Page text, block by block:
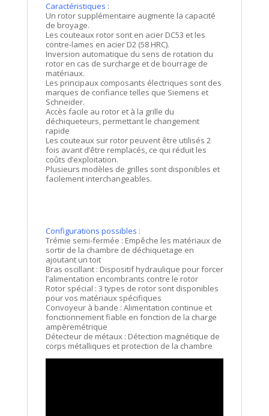
Caractéristiques :
Un rotor supplémentaire augmente la capacité
de broyage.
Les couteaux rotor sont en acier DC53 et les
contre-lames en acier D2 (58 HRC).
Inversion automatique du sens de rotation du
rotor en cas de surcharge et de bourrage de
matériaux.
Les principaux composants électriques sont des
marques de confiance telles que Siemens et
Schneider.
Accès facile au rotor et à la grille du
déchiqueteurs, permettant le changement
rapide
Les couteaux sur rotor peuvent être utilisés 2
fois avant d’être remplacés, ce qui réduit les
coûts d’exploitation.
Plusieurs modèles de grilles sont disponibles et
facilement interchangeables.
Configurations possibles :
Trémie semi-fermée : Empêche les matériaux de
sortir de la chambre de déchiquetage en
ajoutant un toit
Bras oscillant : Dispositif hydraulique pour forcer
l’alimentation encombrants contre le rotor
Rotor spécial : 3 types de rotor sont disponibles
pour vos matériaux spécifiques
Convoyeur à bande : Alimentation continue et
fonctionnement fiable en fonction de la charge
ampèremétrique
Détecteur de métaux : Détection magnétique de
corps métalliques et protection de la chambre